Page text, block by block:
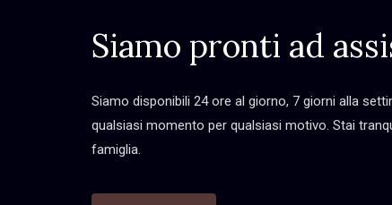
Siamo pronti ad
Siamo disponibili 24 ore al giorno, 7 giorni alla
qualsiasi momento per qualsiasi motivo. Stai
famiglia.